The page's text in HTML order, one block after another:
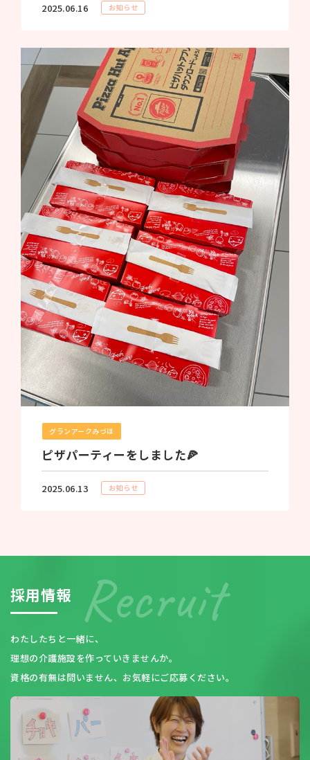
2025.06.16 お知らせ
グランアークみづほ
ピザパーティーをしました🍕
2025.06.13 お知らせ
採用情報
わたしたちと一緒に、
理想の介護施設を作っていきませんか。
資格の有無は問いません、お気軽にご応募ください。